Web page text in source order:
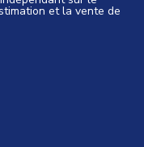
et la vente de